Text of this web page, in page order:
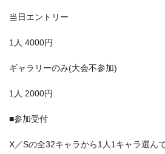
当日エントリー
1人 4000円
ギャラリーのみ(大会不参加)
1人 2000円
■参加受付
X／Sの全32キャラから1人1キャラ選ん